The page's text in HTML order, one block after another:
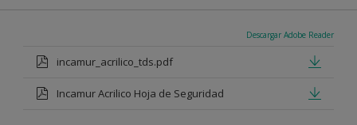
Descargar Adobe Reader
incamur_acrilico_tds.pdf
Incamur Acrilico Hoja de Seguridad